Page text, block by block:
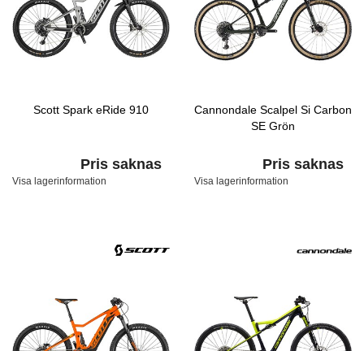
Scott Spark eRide 910
Pris saknas
Visa lagerinformation
Cannondale Scalpel Si Carbon
SE Grön
Pris saknas
Visa lagerinformation